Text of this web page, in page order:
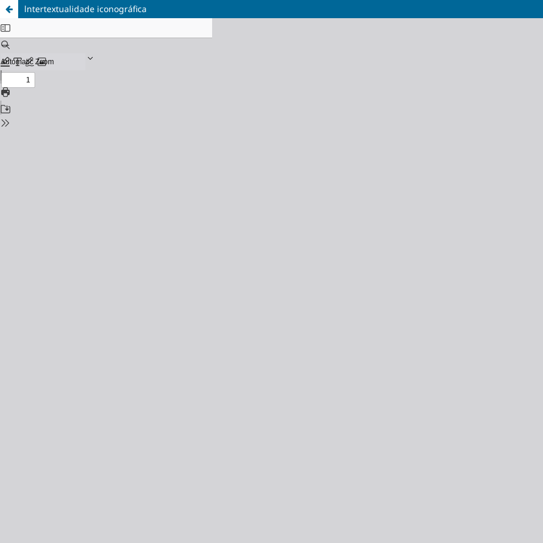
lntertextualidade iconográfica